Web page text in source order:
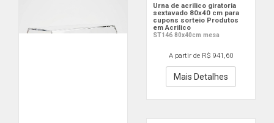
Urna de acrilico giratoria
sextavado 80x40 cm para
cupons sorteio Produtos
em Acrilico
ST146 80x40cm mesa
A partir de R$ 941,60
Mais Detalhes